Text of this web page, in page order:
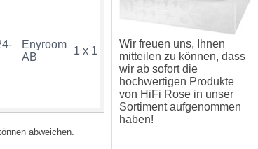
Enyroom
AB
1 x 1 Stück 07340034704134
abweichen.
Wir freuen uns, Ihnen
mitteilen zu können, dass
wir ab sofort die
hochwertigen Produkte
von HiFi Rose in unser
Sortiment aufgenommen
haben!